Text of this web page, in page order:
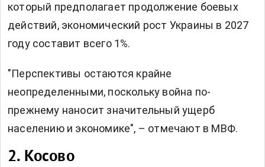
который предполагает продолжение боевых
действий, экономический рост Украины в 2027
году составит всего 1%.
"Перспективы остаются крайне
неопределенными, поскольку война по-
прежнему наносит значительный ущерб
населению и экономике", – отмечают в МВФ.
2. Косово